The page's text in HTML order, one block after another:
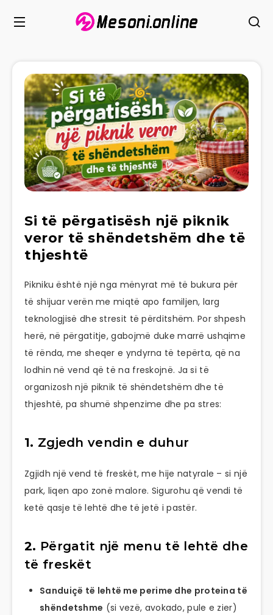
Si të përgatisësh një piknik
veror të shëndetshëm dhe të
thjeshtë
Pikniku është një nga mënyrat më të bukura për
të shijuar verën me miqtë apo familjen, larg
teknologjisë dhe stresit të përditshëm. Por shpesh
herë, në përgatitje, gabojmë duke marrë ushqime
të rënda, me sheqer e yndyrna të tepërta, që na
lodhin në vend që të na freskojnë. Ja si të
organizosh një piknik të shëndetshëm dhe të
thjeshtë, pa shumë shpenzime dhe pa stres:
1. Zgjedh vendin e duhur
Zgjidh një vend të freskët, me hije natyrale – si një
park, liqen apo zonë malore. Sigurohu që vendi të
ketë qasje të lehtë dhe të jetë i pastër.
2. Përgatit një menu të lehtë dhe
të freskët
Sanduiçë të lehtë me perime dhe proteina të
shëndetshme (si vezë, avokado, pule e zier)